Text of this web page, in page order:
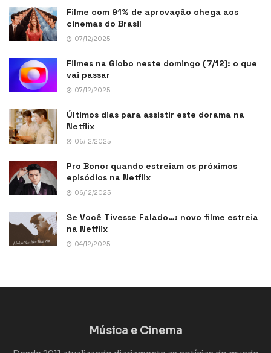
Filme com 91% de aprovação chega aos
cinemas do Brasil
07/12/2025
Filmes na Globo neste domingo (7/12): o que
vai passar
07/12/2025
Últimos dias para assistir este dorama na
Netflix
06/12/2025
Pro Bono: quando estreiam os próximos
episódios na Netflix
06/12/2025
Se Você Tivesse Falado…: novo filme estreia
na Netflix
04/12/2025
Música e Cinema